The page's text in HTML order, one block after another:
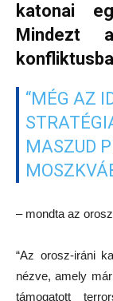
katonai
Mindezt
“MÉG AZ
MASZUD
– mondta az
“Az orosz-iráni
nézve, amely
támogatott